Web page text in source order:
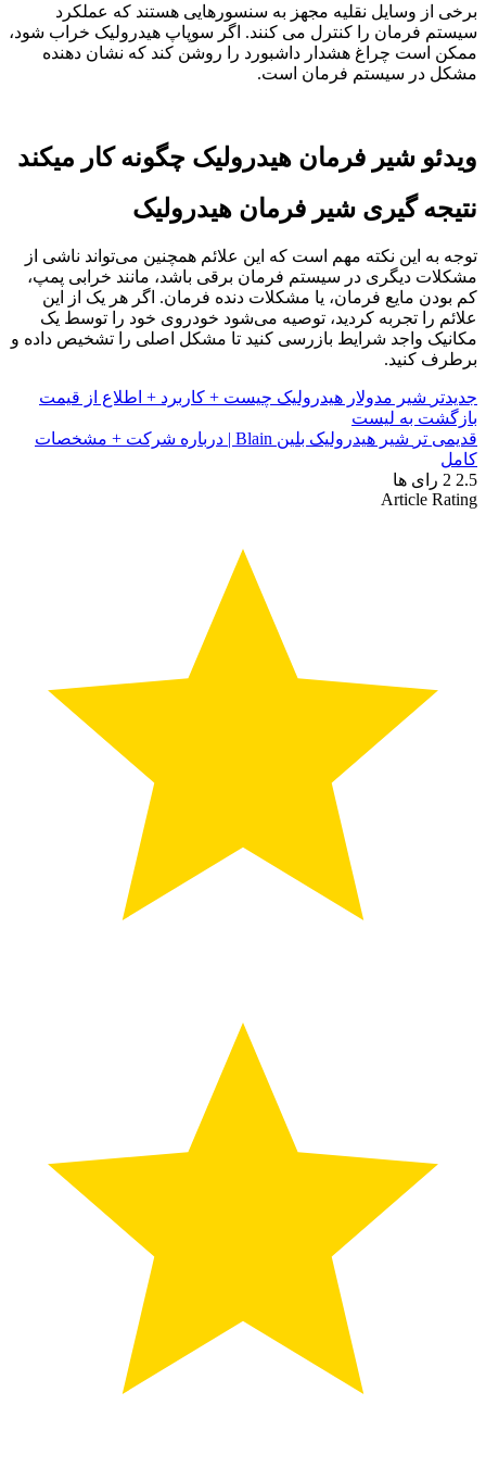
برخی از وسایل نقلیه مجهز به سنسورهایی هستند که عملکرد
سیستم فرمان را کنترل می کنند. اگر سوپاپ هیدرولیک خراب شود،
ممکن است چراغ هشدار داشبورد را روشن کند که نشان دهنده
مشکل در سیستم فرمان است.
ویدئو شیر فرمان هیدرولیک چگونه کار میکند
نتیجه گیری شیر فرمان هیدرولیک
توجه به این نکته مهم است که این علائم همچنین می‌تواند ناشی از
مشکلات دیگری در سیستم فرمان برقی باشد، مانند خرابی پمپ،
کم بودن مایع فرمان، یا مشکلات دنده فرمان. اگر هر یک از این
علائم را تجربه کردید، توصیه می‌شود خودروی خود را توسط یک
مکانیک واجد شرایط بازرسی کنید تا مشکل اصلی را تشخیص داده و
برطرف کنید.
جدیدتر شیر مدولار هیدرولیک چیست + کاربرد + اطلاع از قیمت
بازگشت به لیست
قدیمی تر
شیر هیدرولیک بلین Blain | درباره شرکت + مشخصات
کامل
2.5
2 رای ها
Article Rating